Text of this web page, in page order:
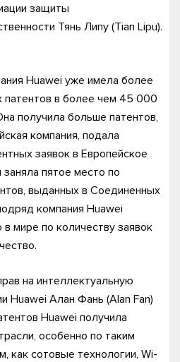
защиты
Тянь Липу (Tian Lipu).
Huawei уже имела более
патентов в более чем 45 000
получила больше патентов,
компания, подала
заявок в Европейское
пятое место по
выданных в Соединенных
компания Huawei
мире по количеству заявок
на интеллектуальную
Huawei Алан Фань (Alan Fan)
Huawei получила
особенно по таким
как сотовые технологии, Wi-